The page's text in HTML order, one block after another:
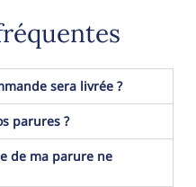
sera livrée ?
parures ?
de ma parure ne